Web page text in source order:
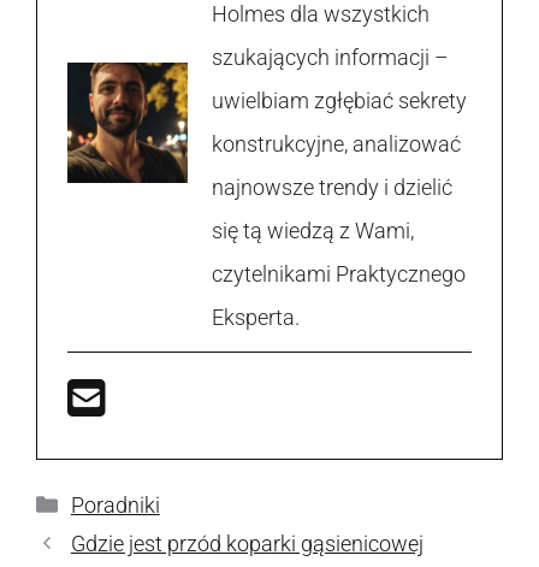
Holmes dla wszystkich
szukających informacji –
uwielbiam zgłębiać sekrety
konstrukcyjne, analizować
najnowsze trendy i dzielić
się tą wiedzą z Wami,
czytelnikami Praktycznego
Eksperta.
Kategorie
Poradniki
Gdzie jest przód koparki gąsienicowej